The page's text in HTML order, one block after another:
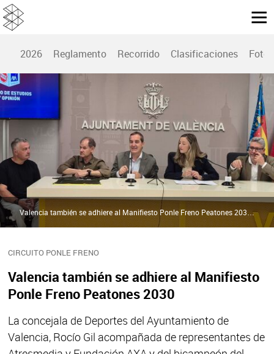
2026 Reglamento Recorrido Clasificaciones Fotos
CIRCUITO PONLE FRENO
Valencia también se adhiere al Manifiesto
Ponle Freno Peatones 2030
La concejala de Deportes del Ayuntamiento de
Valencia, Rocío Gil acompañada de representantes de
Valencia también se adhiere al Manifiesto Ponle Freno Peatones 2030 | Ponle Freno